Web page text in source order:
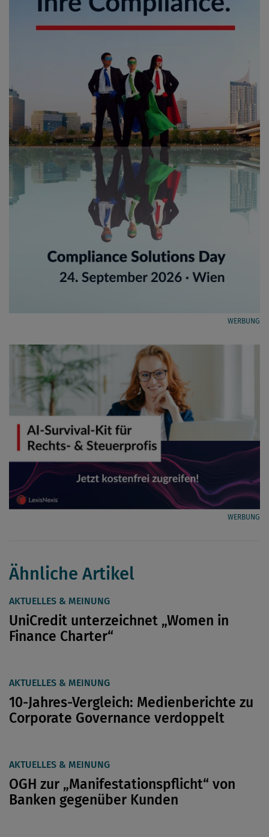
WERBUNG
WERBUNG
Ähnliche Artikel
AKTUELLES & MEINUNG
UniCredit unterzeichnet „Women in
Finance Charter“
AKTUELLES & MEINUNG
10-Jahres-Vergleich: Medienberichte zu
Corporate Governance verdoppelt
AKTUELLES & MEINUNG
OGH zur „Manifestationspflicht“ von
Banken gegenüber Kunden